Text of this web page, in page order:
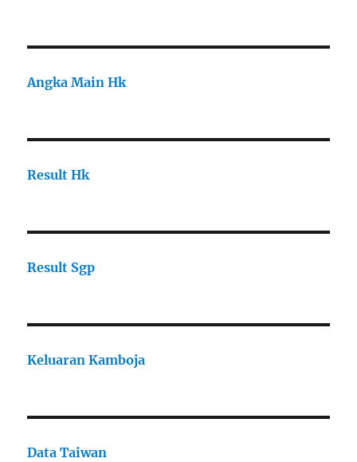
Angka Main Hk
Result Hk
Result Sgp
Keluaran Kamboja
Data Taiwan